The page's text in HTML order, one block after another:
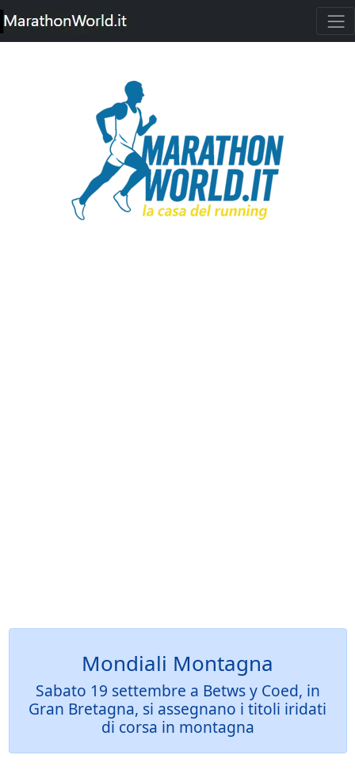
Mondiali Montagna
Sabato 19 settembre a Betws y Coed, in
Gran Bretagna, si assegnano i titoli iridati
di corsa in montagna